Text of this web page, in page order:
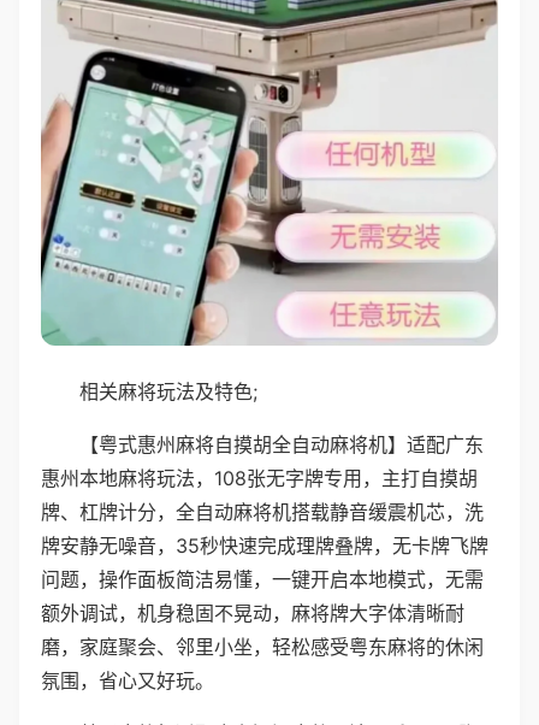
相关麻将玩法及特色;
【粤式惠州麻将自摸胡全自动麻将机】适配广东
惠州本地麻将玩法，108张无字牌专用，主打自摸胡
牌、杠牌计分，全自动麻将机搭载静音缓震机芯，洗
牌安静无噪音，35秒快速完成理牌叠牌，无卡牌飞牌
问题，操作面板简洁易懂，一键开启本地模式，无需
额外调试，机身稳固不晃动，麻将牌大字体清晰耐
磨，家庭聚会、邻里小坐，轻松感受粤东麻将的休闲
氛围，省心又好玩。